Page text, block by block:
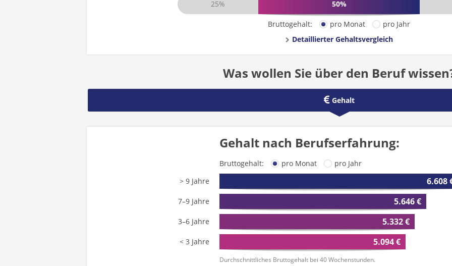
25%
50%
Bruttogehalt: pro Monat
pro Jahr
Detaillierter Gehaltsvergleich
Was wollen Sie über den Beruf
Gehalt
Gehalt nach Berufserfahrung:
Bruttogehalt: pro Monat
pro Jahr
> 9 Jahre
6.608
7–9 Jahre 5.646 €
3–6 Jahre 5.332 €
< 3 Jahre 5.094 €
Durchschnittliches Bruttogehalt bei 40 Wochenstunden.